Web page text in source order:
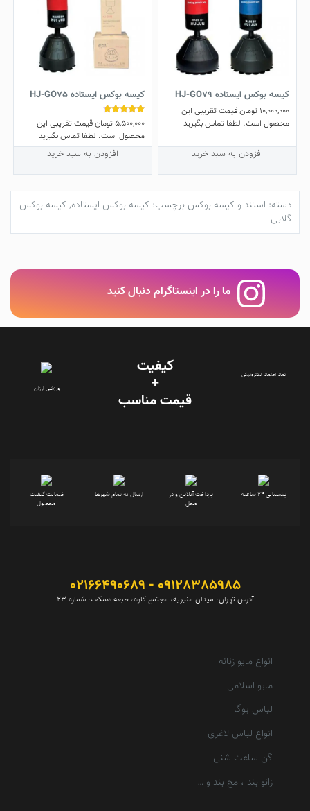
کیسه بوکس ایستاده HJ-GO79
10,000,000 تومانقیمت تقریبی این
محصول است. لطفا تماس بگیرید
افزودن به سبد خرید
کیسه بوکس ایستاده HJ-GO75
نمره
4.50
از 5
5,500,000تومانقیمت تقریبی این
محصول است. لطفا تماس بگیرید
افزودن به سبد خرید
دسته: استند و کیسه بوکس برچسب: کیسه بوکس ایستاده, کیسه بوکس
گلابی
ما را در اینستاگرام دنبال کنید
نماد اعتماد الکترونیکی کیفیت
+
قیمت‌ مناسب
ورزشی ارزان
پشتیبانی 24 ساعته
پرداخت آنلاین و در
محل
ارسال به تمام شهرها
ضمانت کیفیت
محصول
09128385985 - 02166490689
آدرس تهران، میدان منیریه، مجتمع کاوه، طبقه همکف، شماره 23
انواع مایو زنانه
مایو اسلامی
لباس یوگا
انواع لباس لاغری
گن ساعت شنی
زانو بند ، مچ بند و …